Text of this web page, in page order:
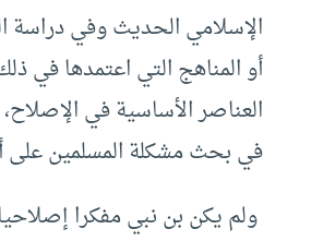
الإسلامي الحديث وفي دراسة
أو المناهج التي اعتمدها في
العناصر الأساسية في
في بحث مشكلة المسلمين
ولم يكن بن نبي مفكرا